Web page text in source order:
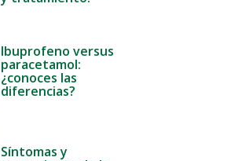
Ibuprofeno versus
paracetamol:
¿conoces las
diferencias?
Síntomas y